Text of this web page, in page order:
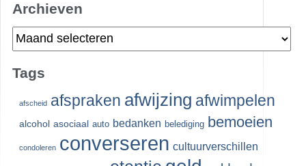
Archieven
Archieven
Tags
afscheid afspraken afwijzing afwimpelen
alcohol asociaal auto bedanken belediging bemoeien
condoleren converseren cultuurverschillen